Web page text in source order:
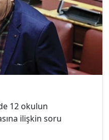
12 okulun
ilişkin soru